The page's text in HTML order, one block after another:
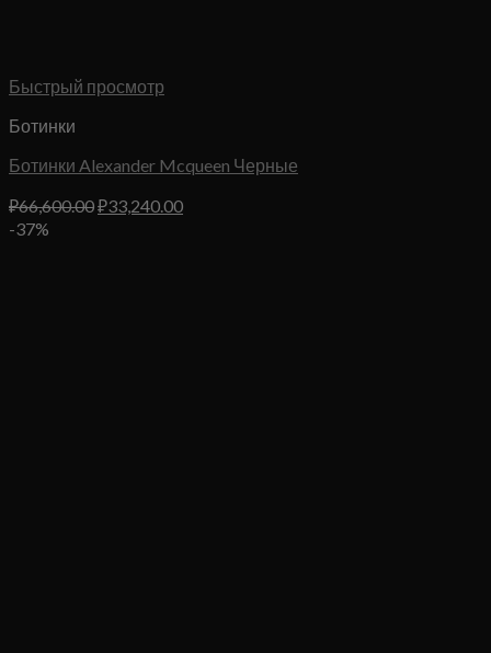
Быстрый просмотр
Ботинки
Ботинки Alexander Mcqueen Черные
₽66,600.00Первоначальная
₽33,240.00Текущая
-37%